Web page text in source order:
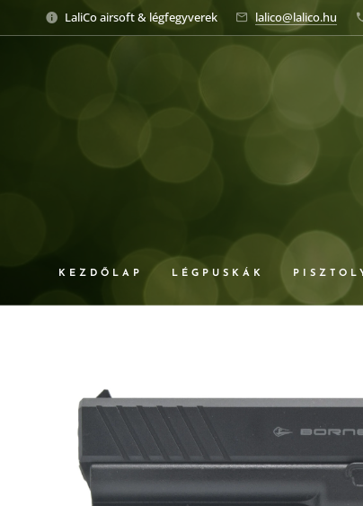
LaliCo airsoft & légfegyverek lalico@lalico.hu
KEZDŐLAP LÉGPUSKÁK